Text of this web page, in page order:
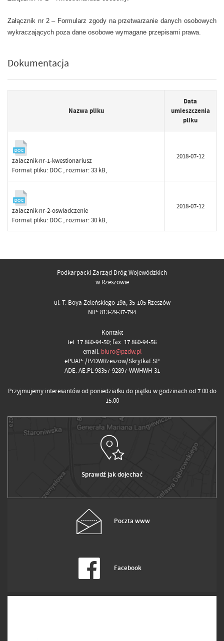
Załącznik nr 2 – Formularz zgody na przetwarzanie danych osobowych
wykraczających poza dane osobowe wymagane przepisami prawa.
Dokumentacja
Nazwa pliku
Data
umieszczenia
pliku
zalacznik-nr-1-kwestionariusz
Format pliku: DOC , rozmiar: 33 kB,
2018-07-12
zalacznik-nr-2-oswiadczenie
Format pliku: DOC , rozmiar: 30 kB,
2018-07-12
Podkarpacki Zarząd Dróg Wojewódzkich
w Rzeszowie
ul. T. Boya Żeleńskiego 19a, 35-105 Rzeszów
NIP: 813-29-37-794
Kontakt
tel. 17 860-94-50; fax. 17 860-94-56
email: biuro@pzdw.pl
ePUAP: /PZDWRzeszow/SkrytkaESP
ADE: AE:PL-98357-92897-WWHWH-31
Przyjmujemy interesantów od poniedziałku do piątku w godzinach od 7.00 do
15.00
Sprawdź jak dojechać
Poczta www
Facebook